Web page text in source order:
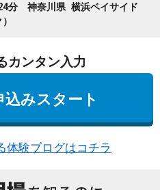
月06日 16時53分 大阪府
布施
カンタン入力
込みスタート
体験ブログはコチラ